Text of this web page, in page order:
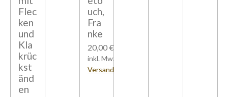
Flec
ken
und
Kla
krüc
kst
änd
en
uch,
Fra
nke
20,00 €
inkl. MwSt zzgl.
Versandkosten